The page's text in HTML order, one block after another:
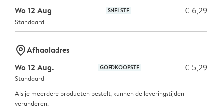
Wo 12 Aug
SNELSTE € 6,29
Standaard
marker-pinAfhaaladres
Wo 12 Aug.
GOEDKOOPSTE € 5,29
Standaard
Als je meerdere producten bestelt, kunnen de leveringstijden
veranderen.